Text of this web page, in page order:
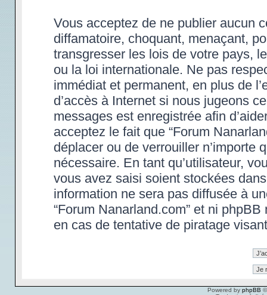
Vous acceptez de ne publier aucun
diffamatoire, choquant, menaçant,
transgresser les lois de votre pays,
ou la loi internationale. Ne pas
immédiat et permanent, en plus de
d’accès à Internet si nous jugeons
messages est enregistrée afin
acceptez le fait que “Forum
déplacer ou de verrouiller n’importe
nécessaire. En tant qu’utilisateur,
vous avez saisi soient stockées
information ne sera pas diffusée à
“Forum Nanarland.com” et ni
en cas de tentative de piratage
Powered by phpBB